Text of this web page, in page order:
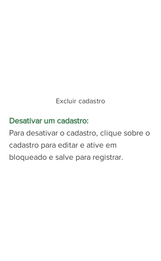
Excluir cadastro
Desativar um cadastro:
Para desativar o cadastro, clique sobre o
cadastro para editar e ative em
bloqueado e salve para registrar.